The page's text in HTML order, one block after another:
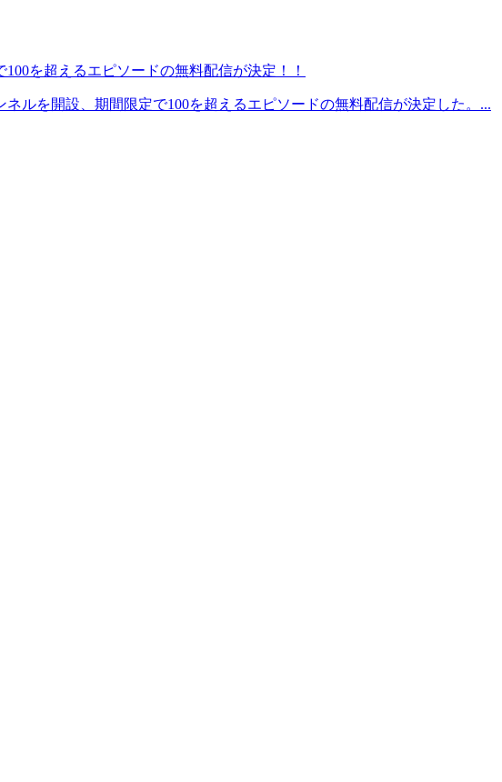
を超えるエピソードの無料配信が決定！！
ルを開設、期間限定で100を超えるエピソードの無料配信が決定した。...